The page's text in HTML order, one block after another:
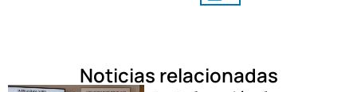
Noticias relacionadas